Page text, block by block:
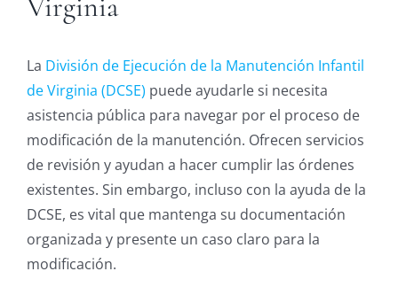
La División de Ejecución de la Manutención Infantil
de Virginia (DCSE) puede ayudarle si necesita
asistencia pública para navegar por el proceso de
modificación de la manutención. Ofrecen servicios
de revisión y ayudan a hacer cumplir las órdenes
existentes. Sin embargo, incluso con la ayuda de la
DCSE, es vital que mantenga su documentación
organizada y presente un caso claro para la
modificación.